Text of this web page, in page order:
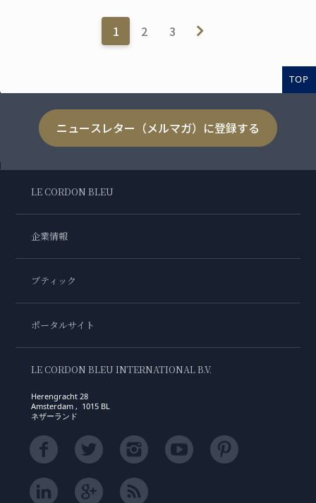
1 2 3
TOP
ニュースレター（メルマガ）に登録する
LE CORDON BLEU
企業情報
ブティック
ポータルサイト
LE CORDON BLEU INTERNATIONAL B.V.
Herengracht 28
Amsterdam , 1015 BL
ネザーランド